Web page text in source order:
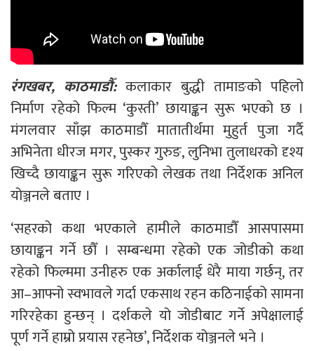
रंगखबर, काठमाडौँ:कलाकार बुद्धी तामाङको पहिलो
निर्माण रहेको फिल्म ‘कुस्ती’ छायाङ्कन सुरू भएको छ ।
मंगलवार साँझ काठमाडौँ मातातीर्थमा मुहुर्त पुजा गर्दै
अभिनेता धीरज मगर, पुस्कर गुरुङ, लुनिभा तुलाधरको दृश्य
खिच्दै छायाङ्कन सुरू गरिएको लेखक तथा निर्देशक अनिल
योञ्जनले बताए ।
‘सहरको कथा भएकाले हामीले काठमाडौँ आसपासमा
छायाङ्कन गर्ने छौँ । सम्बन्धमा रहेको एक जोडीको कथा
रहेको फिल्ममा उनीहरु एक अर्कालाई धेरै माया गर्छन्, तर
आ–आफ्नो स्वभावले गर्दा एकसाथ रहन कठिनाईको सामना
गरिरहेका हुन्छन् । दर्शकले यो जोडीबाट गर्ने अपेक्षालाई
पूर्ण गर्ने हाम्रो प्रयास रहनेछ’, निर्देशक योञ्जनले भने ।